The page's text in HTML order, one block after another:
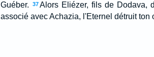
Guéber.
37 Alors Eliézer, fils de Dodava,
associé avec Achazia, l'Eternel détruit ton